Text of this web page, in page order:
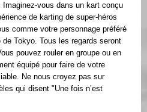
vous dans un kart conçu
de karting de super-héros
comme votre personnage préféré
Tokyo. Tous les regards seront
pouvez rouler en groupe ou en
équipé pour faire de votre
Ne nous croyez pas sur
qui disent "Une fois n’est